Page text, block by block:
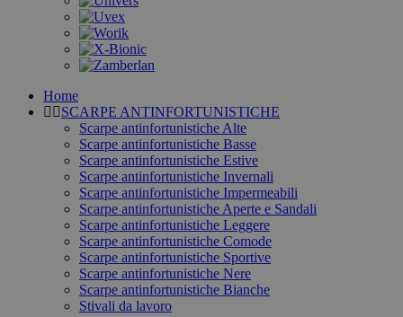
Home
SCARPE ANTINFORTUNISTICHE
Scarpe antinfortunistiche Alte
Scarpe antinfortunistiche Basse
Scarpe antinfortunistiche Estive
Scarpe antinfortunistiche Invernali
Scarpe antinfortunistiche Impermeabili
Scarpe antinfortunistiche Aperte e Sandali
Scarpe antinfortunistiche Leggere
Scarpe antinfortunistiche Comode
Scarpe antinfortunistiche Sportive
Scarpe antinfortunistiche Nere
Scarpe antinfortunistiche Bianche
Stivali da lavoro